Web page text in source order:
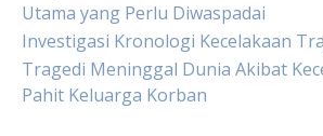
Utama yang Perlu Diwaspadai
Investigasi Kronologi Kecelakaan
Tragedi Meninggal Dunia Akibat
Pahit Keluarga Korban